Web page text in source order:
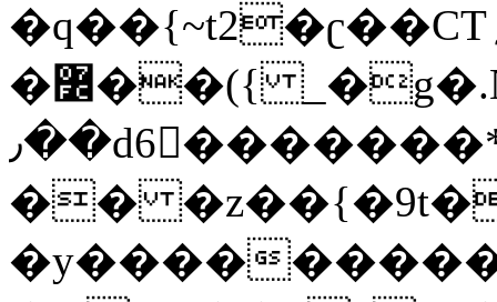
�q��{~t2�ʗ��CT؍���������{�~}ur����u�}o����(�:�j���=����{�۝Vo�An��J^��������M\M�'{{l�i
�߼��({ _�g�.Nfӻg����f7z91o^��̤^�>��2�`�:|#dk�{>�>>&�tsw�Nwo�?
٫��d6򆧇�������*��[|^]oo���NW~zz>�X&�u�=K?
��
�y����